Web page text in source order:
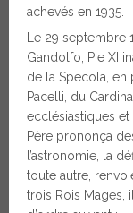
achevés en 1935.
Le 29 septembre
Gandolfo, Pie XI
de la Specola, en
Pacelli, du
ecclésiastiques et
Père prononça
l’astronomie, la
toute autre,
trois Rois Mages,